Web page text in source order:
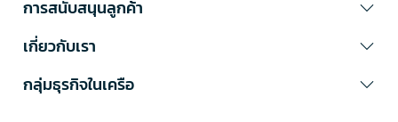
การสนับสนุนลูกค้า
เกี่ยวกับเรา
กลุ่มธุรกิจในเครือ